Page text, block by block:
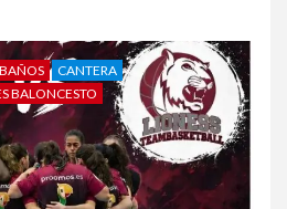
CANTERA
BALONCESTO